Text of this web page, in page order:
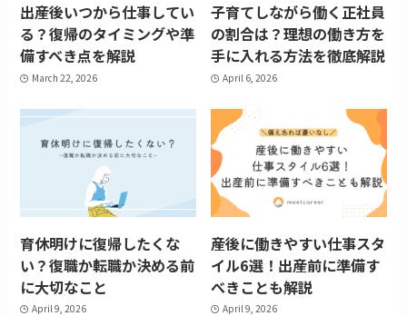
出産後いつから仕事してい
る？復帰のタイミングや準
備すべき点を解説
March 22, 2026
子育てしながら働く正社員
の割合は？理想の働き方を
手に入れる方法を徹底解説
April 6, 2026
育休明けに復帰したくな
い？復職か転職か決める前
に大切なこと
April 9, 2026
産後に働きやすい仕事スタ
イル6選！出産前に準備す
べきことも解説
April 9, 2026